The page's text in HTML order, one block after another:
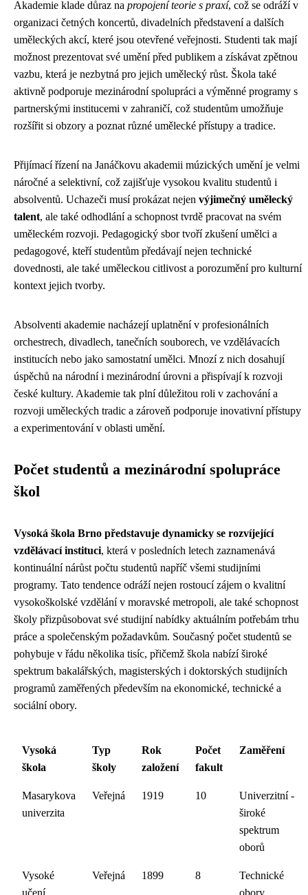
Akademie klade důraz na propojení teorie s praxí, což se odráží v
organizaci četných koncertů, divadelních představení a dalších
uměleckých akcí, které jsou otevřené veřejnosti. Studenti tak mají
možnost prezentovat své umění před publikem a získávat zpětnou
vazbu, která je nezbytná pro jejich umělecký růst. Škola také
aktivně podporuje mezinárodní spolupráci a výměnné programy s
partnerskými institucemi v zahraničí, což studentům umožňuje
rozšířit si obzory a poznat různé umělecké přístupy a tradice.
Přijímací řízení na Janáčkovu akademii múzických umění je velmi
náročné a selektivní, což zajišťuje vysokou kvalitu studentů i
absolventů. Uchazeči musí prokázat nejen výjimečný umělecký
talent, ale také odhodlání a schopnost tvrdě pracovat na svém
uměleckém rozvoji. Pedagogický sbor tvoří zkušení umělci a
pedagogové, kteří studentům předávají nejen technické
dovednosti, ale také uměleckou citlivost a porozumění pro kulturní
kontext jejich tvorby.
Absolventi akademie nacházejí uplatnění v profesionálních
orchestrech, divadlech, tanečních souborech, ve vzdělávacích
institucích nebo jako samostatní umělci. Mnozí z nich dosahují
úspěchů na národní i mezinárodní úrovni a přispívají k rozvoji
české kultury. Akademie tak plní důležitou roli v zachování a
rozvoji uměleckých tradic a zároveň podporuje inovativní přístupy
a experimentování v oblasti umění.
Počet studentů a mezinárodní spolupráce
škol
Vysoká škola Brno představuje dynamicky se rozvíjející
vzdělávací instituci, která v posledních letech zaznamenává
kontinuální nárůst počtu studentů napříč všemi studijními
programy. Tato tendence odráží nejen rostoucí zájem o kvalitní
vysokoškolské vzdělání v moravské metropoli, ale také schopnost
školy přizpůsobovat své studijní nabídky aktuálním potřebám trhu
práce a společenským požadavkům. Současný počet studentů se
pohybuje v řádu několika tisíc, přičemž škola nabízí široké
spektrum bakalářských, magisterských i doktorských studijních
programů zaměřených především na ekonomické, technické a
sociální obory.
Vysoká
škola
Typ
školy
Rok
založení
Počet
fakult
Zaměření
Masarykova
univerzita
Veřejná 1919 10
Univerzitní -
široké
spektrum
oborů
Vysoké
Veřejná 1899 8
Technické